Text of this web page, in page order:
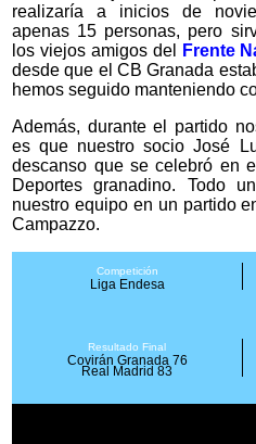
* Los viajes en color gris
realizaría a inicios de
apenas 15 personas, pero
los viejos amigos del
Frente
desde que el CB Granada
hemos seguido manteniendo
Además, durante el partido
es que nuestro socio José
descanso que se celebró en
Deportes granadino. Todo
nuestro equipo en un partido
Campazzo.
Competición
Liga Endesa
Resultado Final
Covirán Granada 76
Real Madrid 83